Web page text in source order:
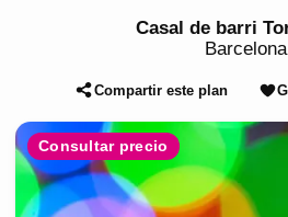
Casal de barri
Barcelona
Compartir este plan
Consultar precio